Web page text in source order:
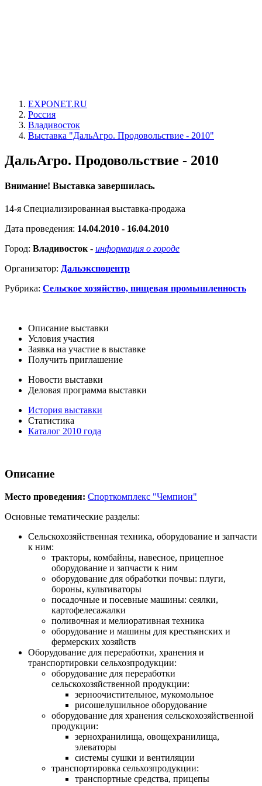
EXPONET.RU
Россия
Владивосток
Выставка "ДальАгро. Продовольствие - 2010"
ДальАгро. Продовольствие - 2010
Внимание! Выставка завершилась.
14-я Специализированная выставка-продажа
Дата проведения: 14.04.2010 - 16.04.2010
Город: Владивосток - информация о городе
Организатор: Дальэкспоцентр
Рубрика: Сельское хозяйство, пищевая промышленность
Описание выставки
Условия участия
Заявка на участие в выставке
Получить приглашение
Новости выставки
Деловая программа выставки
История выставки
Статистика
Каталог 2010 года
Описание
Место проведения: Спорткомплекс "Чемпион"
Основные тематические разделы:
Сельскохозяйственная техника, оборудование и запчасти
к ним:
тракторы, комбайны, навесное, прицепное
оборудование и запчасти к ним
оборудование для обработки почвы: плуги,
бороны, культиваторы
посадочные и посевные машины: сеялки,
картофелесажалки
поливочная и мелиоративная техника
оборудование и машины для крестьянских и
фермерских хозяйств
Оборудование для переработки, хранения и
транспортировки сельхозпродукции:
оборудование для переработки
сельскохозяйственной продукции:
зерноочистительное, мукомольное
рисошелушильное оборудование
оборудование для хранения сельскохозяйственной
продукции:
зернохранилища, овощехранилища,
элеваторы
системы сушки и вентиляции
транспортировка сельхозпродукции:
транспортные средства, прицепы